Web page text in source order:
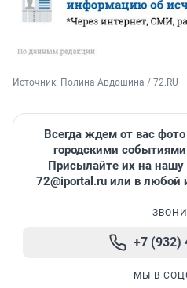
Источник: Полина Авдошина / 72.RU
Всегда ждем от вас
городскими
Присылайте их на нашу
72@iportal.ru или в любой
+7 (932)
МЫ В